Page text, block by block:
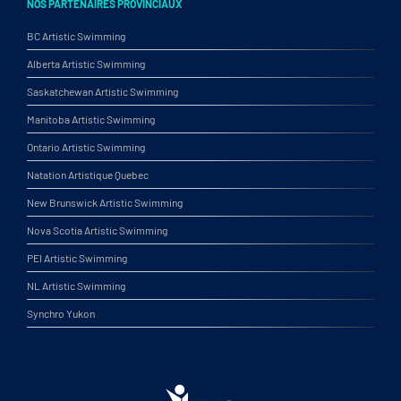
NOS PARTENAIRES PROVINCIAUX
BC Artistic Swimming
Alberta Artistic Swimming
Saskatchewan Artistic Swimming
Manitoba Artistic Swimming
Ontario Artistic Swimming
Natation Artistique Quebec
New Brunswick Artistic Swimming
Nova Scotia Artistic Swimming
PEI Artistic Swimming
NL Artistic Swimming
Synchro Yukon